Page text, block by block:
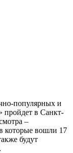
популярных и
пройдет в Санкт-
–
которые вошли 17
будут